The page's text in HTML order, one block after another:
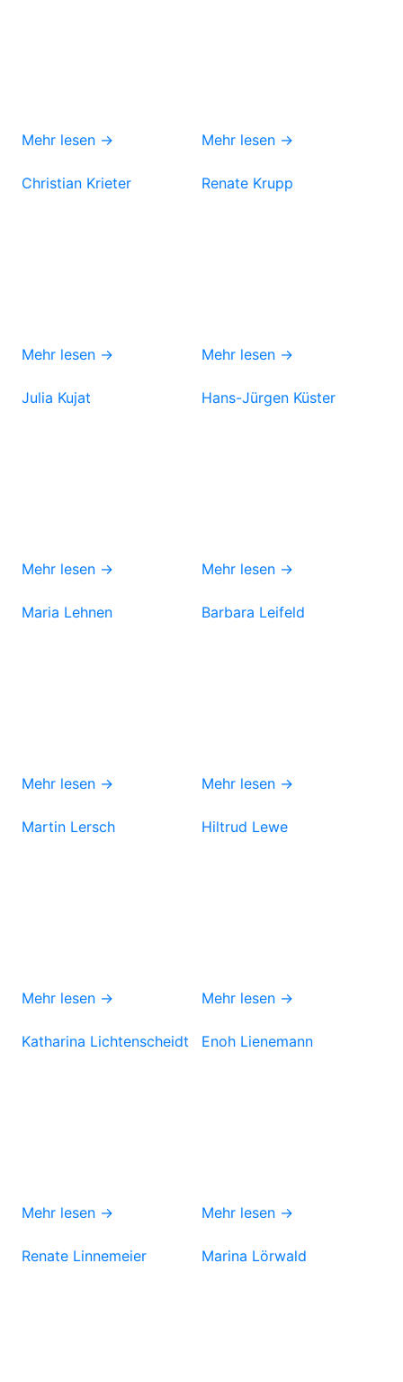
Mehr lesen → Mehr lesen →
Christian Krieter
Mehr lesen →
Renate Krupp
Mehr lesen →
Julia Kujat
Mehr lesen →
Hans-Jürgen Küster
Mehr lesen →
Maria Lehnen
Mehr lesen →
Barbara Leifeld
Mehr lesen →
Martin Lersch
Mehr lesen →
Hiltrud Lewe
Mehr lesen →
Katharina Lichtenscheidt
Mehr lesen →
Enoh Lienemann
Mehr lesen →
Renate Linnemeier Marina Lörwald